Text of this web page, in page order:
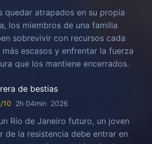
quedar atrapados en su propia
los miembros de una familia
sobrevivir con recursos cada
más escasos y enfrentar la fuerza
que los mantiene encerrados.
de bestias
2h 04min 2026
Río de Janeiro futuro, un joven
de la resistencia debe entrar en